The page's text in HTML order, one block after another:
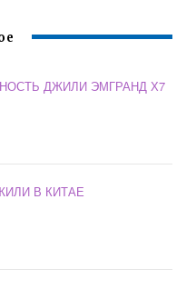
ДЖИЛИ ЭМГРАНД Х7
В КИТАЕ